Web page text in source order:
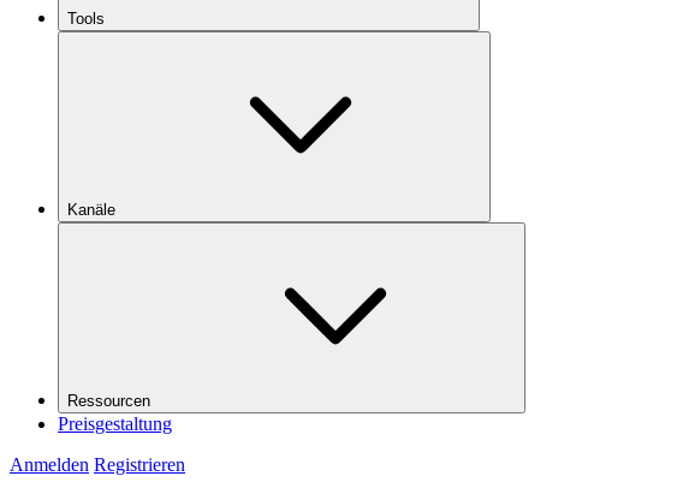
Tools
Kanäle
Ressourcen
Preisgestaltung
Anmelden Registrieren